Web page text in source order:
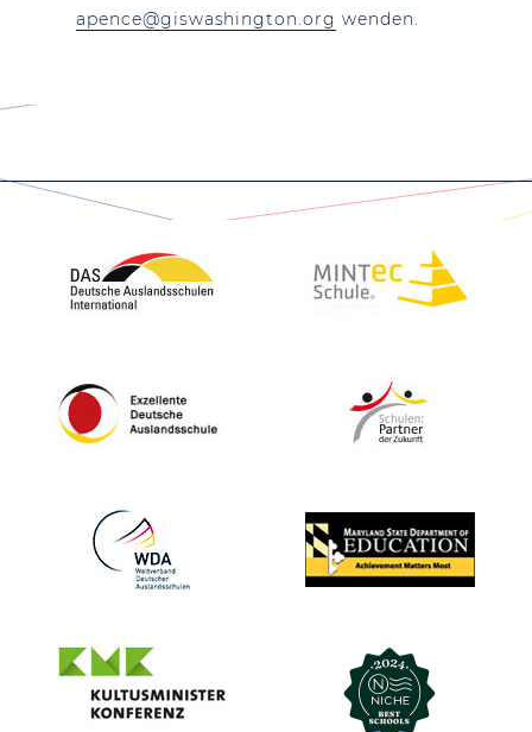
apence@giswashington.org wenden.